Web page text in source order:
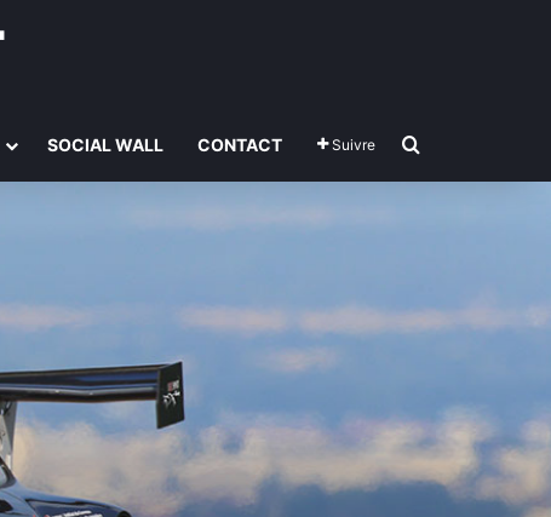
SOCIAL WALL CONTACT Suivre